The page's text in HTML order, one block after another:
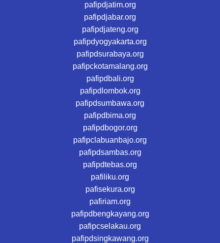
pafipdjatim.org
pafipdjabar.org
pafipdjateng.org
pafipdyogyakarta.org
pafipdsurabaya.org
pafipckotamalang.org
pafipdbali.org
pafipdlombok.org
pafipdsumbawa.org
pafipdbima.org
pafipdbogor.org
pafipclabuanbajo.org
pafipdsambas.org
pafipdtebas.org
pafiliku.org
pafisekura.org
pafiriam.org
pafipdbengkayang.org
pafipcselakau.org
pafipdsingkawang.org